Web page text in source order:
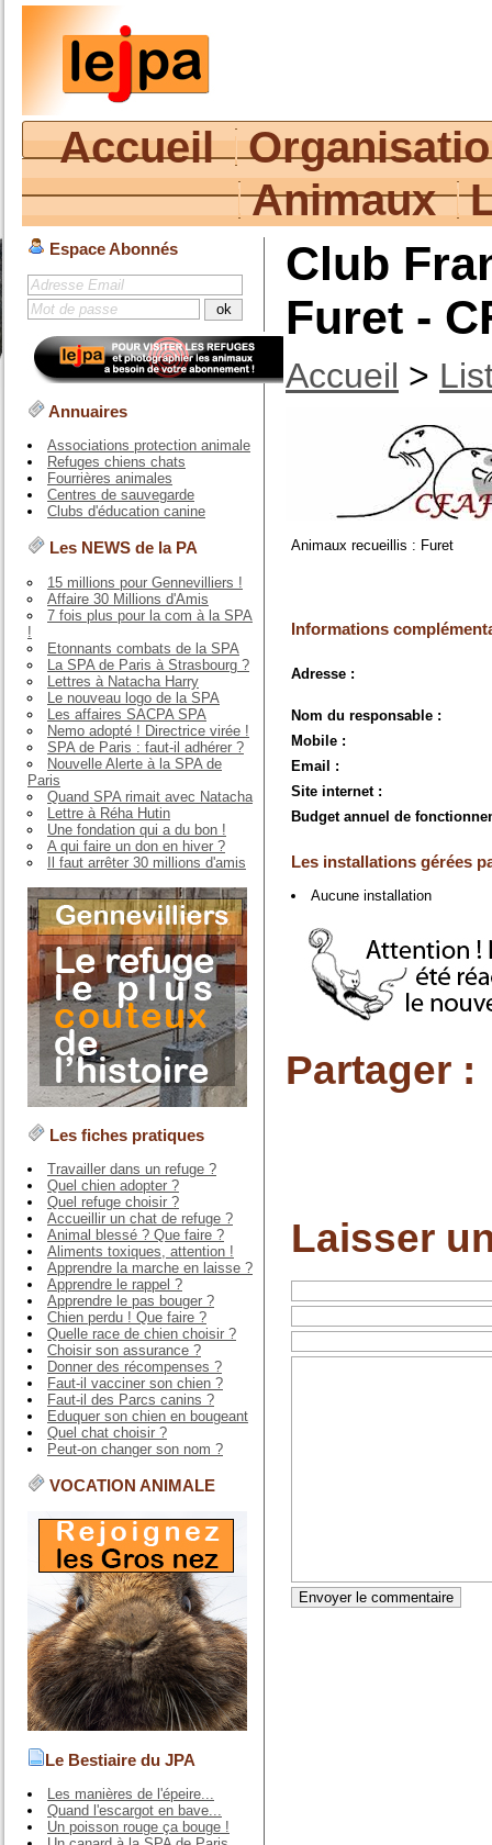
Accueil
Animaux
Espace Abonnés
Annuaires
Associations protection animale
Refuges chiens chats
Fourrières animales
Centres de sauvegarde
Clubs d'éducation canine
Les NEWS de la PA
15 millions pour Gennevilliers !
Affaire 30 Millions d'Amis
7 fois plus pour la com à la SPA
!
Etonnants combats de la SPA
La SPA de Paris à Strasbourg ?
Lettres à Natacha Harry
Le nouveau logo de la SPA
Les affaires SACPA SPA
Nemo adopté ! Directrice virée !
SPA de Paris : faut-il adhérer ?
Nouvelle Alerte à la SPA de
Paris
Quand SPA rimait avec Natacha
Lettre à Réha Hutin
Une fondation qui a du bon !
A qui faire un don en hiver ?
Il faut arrêter 30 millions d'amis
Les fiches pratiques
Travailler dans un refuge ?
Quel chien adopter ?
Quel refuge choisir ?
Accueillir un chat de refuge ?
Animal blessé ? Que faire ?
Aliments toxiques, attention !
Apprendre la marche en laisse ?
Apprendre le rappel ?
Apprendre le pas bouger ?
Chien perdu ! Que faire ?
Quelle race de chien choisir ?
Choisir son assurance ?
Donner des récompenses ?
Faut-il vacciner son chien ?
Faut-il des Parcs canins ?
Eduquer son chien en bougeant
Quel chat choisir ?
Peut-on changer son nom ?
VOCATION ANIMALE
Le Bestiaire du JPA
Les manières de l'épeire...
Quand l'escargot en bave...
Un poisson rouge ça bouge !
Club
Furet -
Accueil >
Animaux recueillis : Furet
Informations
Adresse :
Nom du responsable :
Mobile :
Email :
Site internet :
Budget annuel de
Les installations gérées
Aucune installation
Partager :
Laisser